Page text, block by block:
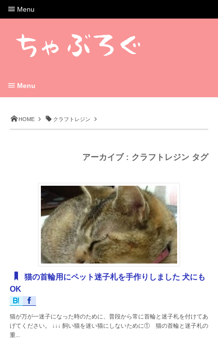
HOME クラフトレジン
アーカイブ : クラフトレジン タグ
猫の首輪用にペット迷子札を手作りしました 犬にも
OK
猫が万が一迷子になった時のために、普段から常に首輪と迷子札を付けてあ
げてください。 ↓↓↓ 飼い猫を迷い猫にしないために① 猫の首輪と迷子札の
重...
Menu
Menu